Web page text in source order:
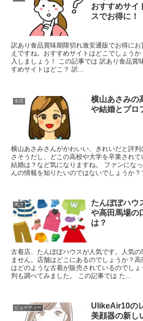
おすすめサイ
スでお得に！
訳あり食品賞味期限切れ激安通販でお得に
えですね。おすすめサイトはどこでしょう
入しましょう！ この記事では 訳あり食品賞
すめサイトはどこ？ 訳...
生活
横山あさみの
や結婚とプロ
横山あさみさんがかわいい、きれいだと評判
さそうだし、どこの高校や大学を卒業されて
結婚は？など気になりますね。 ファンにな
んの情報を知りたいのではないでしょうか？
生活
たんぽぽハウ
や高田馬場の
は？
古着店、たんぽぽハウスが人気です。人気の
ません。店舗はどこにあるのでしょうか？
はどのような古着が販売されているのでし
判も調べてみました。 この記事では た...
ビューティー
UlikeAir10の
美顔器の新し